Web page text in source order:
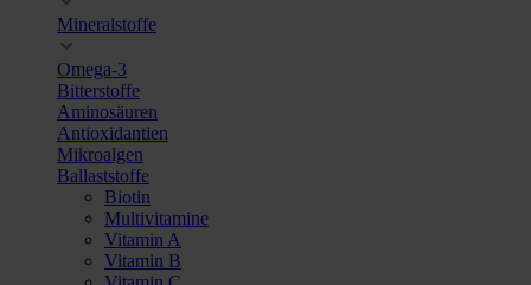
Mineralstoffe
Omega-3
Bitterstoffe
Aminosäuren
Antioxidantien
Mikroalgen
Ballaststoffe
Biotin
Multivitamine
Vitamin A
Vitamin B